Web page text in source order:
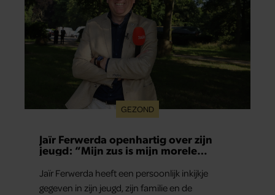
GEZOND
Jaïr Ferwerda openhartig over zijn
jeugd: “Mijn zus is mijn morele
Jaïr Ferwerda heeft een persoonlijk inkijkje
gegeven in zijn jeugd, zijn familie en de